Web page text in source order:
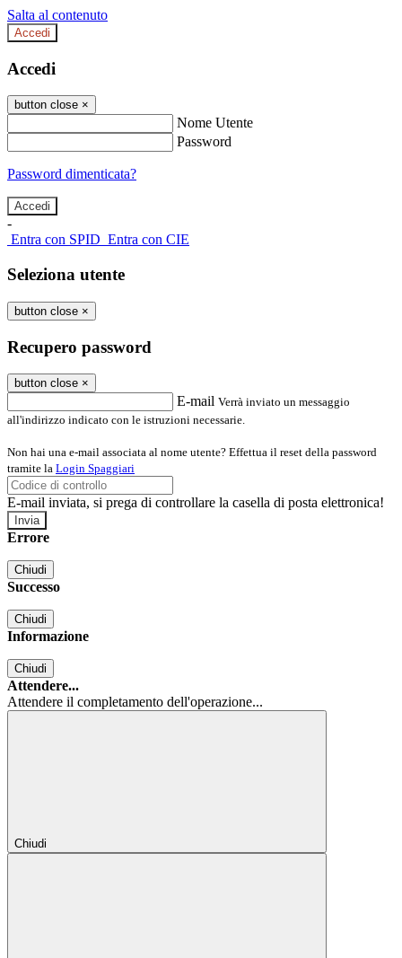
Salta al contenuto
Accedi
Accedi
button close ×
Nome Utente
Password
Password dimenticata?
-
Entra con SPID Entra con CIE
Seleziona utente
button close ×
Recupero password
button close ×
E-mail Verrà inviato un messaggio
all'indirizzo indicato con le istruzioni necessarie.
Non hai una e-mail associata al nome utente? Effettua il reset della password
tramite la Login Spaggiari
E-mail inviata, si prega di controllare la casella di posta elettronica!
Errore
Chiudi
Successo
Chiudi
Informazione
Chiudi
Attendere...
Attendere il completamento dell'operazione...
Chiudi